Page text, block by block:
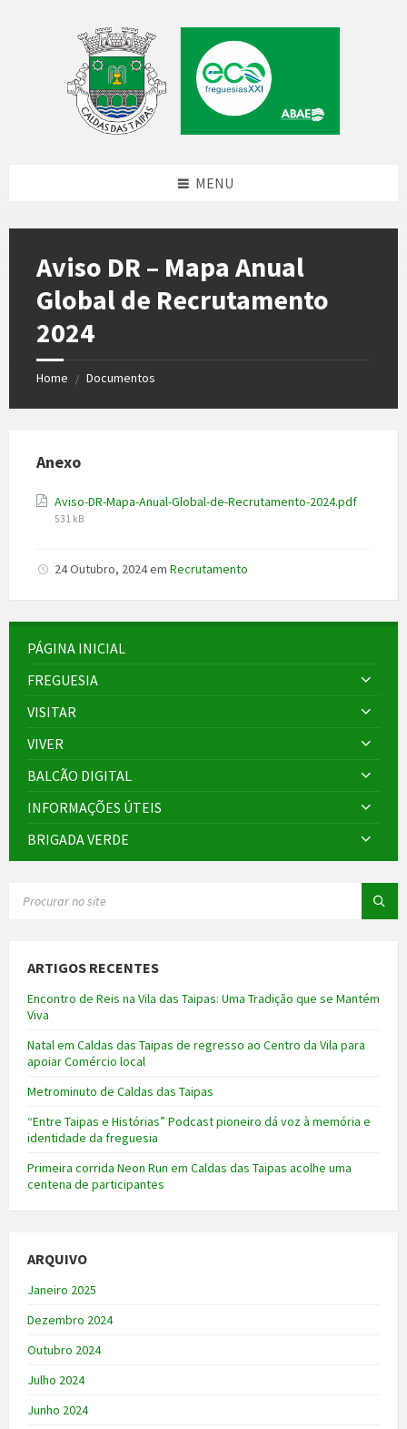
MENU
Aviso DR – Mapa Anual
Global de Recrutamento
2024
Home / Documentos
Anexo
Aviso-DR-Mapa-Anual-Global-de-Recrutamento-2024.pdf
531 kB
24 Outubro, 2024em Recrutamento
PÁGINA INICIAL
FREGUESIA
VISITAR
VIVER
BALCÃO DIGITAL
INFORMAÇÕES ÚTEIS
BRIGADA VERDE
ARTIGOS RECENTES
Encontro de Reis na Vila das Taipas: Uma Tradição que se Mantém
Viva
Natal em Caldas das Taipas de regresso ao Centro da Vila para
apoiar Comércio local
Metrominuto de Caldas das Taipas
“Entre Taipas e Histórias” Podcast pioneiro dá voz à memória e
identidade da freguesia
Primeira corrida Neon Run em Caldas das Taipas acolhe uma
centena de participantes
ARQUIVO
Janeiro 2025
Dezembro 2024
Outubro 2024
Julho 2024
Junho 2024